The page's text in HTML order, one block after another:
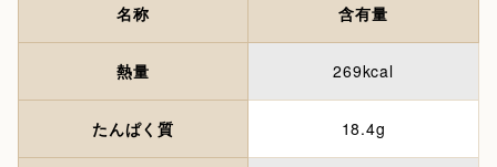
名称 含有量
熱量 269kcal
たんぱく質 18.4g